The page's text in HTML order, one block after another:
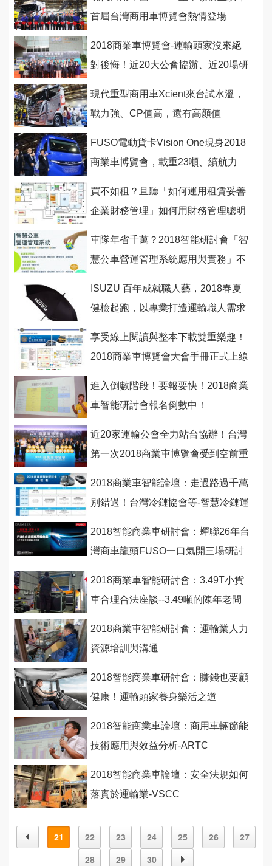
首屆台灣商用車博覽會熱情登場
2018商業車博覽會-運輸頭家沒來絕
對後悔！近20大公會協辦、近20場研
現代重型商用車Xcient來台試水溫，
戰力強、CP值高，還有高顏值
FUSO電動貨卡Vision One現身2018
商業車博覽會，載重23噸、續航力
買不如租？且聽「如何運用租賃妥善
企業財務管理」如何用財務管理聰明
車隊年省千萬？2018智能研討會「智
慧公車營運管理系統應用與實務」不
ISUZU 百年成就職人藝，2018春夏
健檢起跑，以專業打造運輸職人需求
享受線上閱讀與整本下載雙重樂趣！
2018商業車博覽會大會手冊正式上線
進入倒數階段！要報要快！2018商業
車智能研討會報名倒數中！
近20家運輸公會全力站台協辦！台灣
第一次2018商業車博覽會受到空前重
2018商業車智能論壇：走過路過千萬
別錯過！台灣冷鏈協會等-智慧冷鏈運
2018智能商業車研討會：蟬聯26年台
灣商車龍頭FUSO一口氣開三場研討
2018商業車智能研討會：3.49T小貨
車合理合法座談--3.49噸的陳年老問
2018商業車智能研討會：運輸業人力
資源培訓與溝通
2018智能商業車研討會：賺錢也要顧
健康！運輸頭家養身樂活之道
2018智能商業車論壇：商用車輛節能
技術應用與效益分析-ARTC
2018智能商業車論壇：安全法規如何
落實於運輸業-VSCC
21 22 23 24 25 26
27
28
29 30